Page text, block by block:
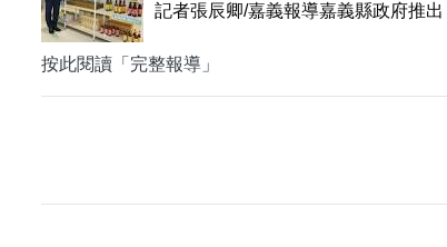
記者張辰卿/嘉義報導嘉義縣政府推
按此閱讀「完整報導」